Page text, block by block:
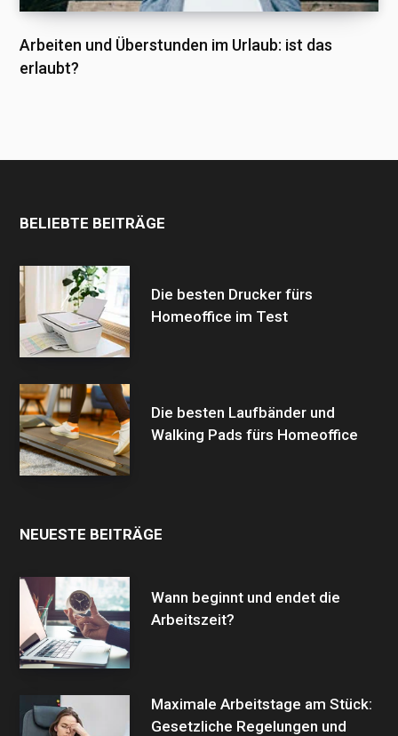
Arbeiten und Überstunden im Urlaub: ist das
erlaubt?
BELIEBTE BEITRÄGE
Die besten Drucker fürs
Homeoffice im Test
Die besten Laufbänder und
Walking Pads fürs Homeoffice
NEUESTE BEITRÄGE
Wann beginnt und endet die
Arbeitszeit?
Maximale Arbeitstage am Stück:
Gesetzliche Regelungen und